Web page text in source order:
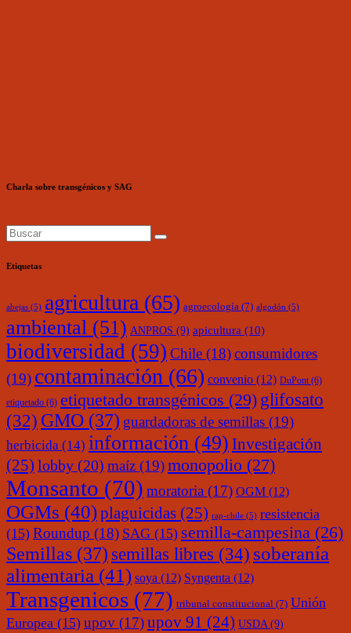
Charla sobre transgénicos y SAG
Etiquetas
abejas (5) agricultura (65) agroecología (7) algodón (5)
ambiental (51) ANPROS (9) apicultura (10)
biodiversidad (59) Chile (18)consumidores
(19) contaminación (66) convenio (12) DuPont (6)
etiquetado (6) etiquetado transgénicos (29) glifosato
(32) GMO (37) guardadoras de semillas (19)
herbicida (14) información (49) Investigación
(25) lobby (20) maíz (19)monopolio (27)
Monsanto (70) moratoria (17) OGM (12)
OGMs (40)plaguicidas (25) rap-chile (5) resistencia
(15) Roundup (18) SAG (15) semilla-campesina (26)
Semillas (37) semillas libres (34) soberanía
alimentaria (41) soya (12) Syngenta (12)
Transgenicos (77) tribunal constitucional (7) Unión
Europea (15) upov (17)upov 91 (24) USDA (9)